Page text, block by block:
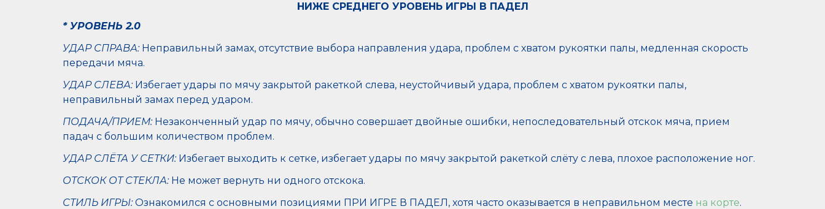
НИЖЕ СРЕДНЕГО УРОВЕНЬ ИГРЫ В ПАДЕЛ
* УРОВЕНЬ 2.0
УДАР СПРАВА:Неправильный замах, отсутствие выбора направления удара, проблем с хватом рукоятки палы, медленная скорость
передачи мяча.
УДАР СЛЕВА:Избегает удары по мячу закрытой ракеткой слева, неустойчивый удара, проблем с хватом рукоятки палы,
неправильный замах перед ударом.
ПОДАЧА/ПРИЕМ:Незаконченный удар по мячу, обычно совершает двойные ошибки, непоследовательный отскок мяча, прием
падач с большим количеством проблем.
УДАР СЛЁТА У СЕТКИ:Избегает выходить к сетке, избегает удары по мячу закрытой ракеткой слёту с лева, плохое расположение ног.
ОТСКОК ОТ СТЕКЛА:Не может вернуть ни одного отскока.
СТИЛЬ ИГРЫ:Ознакомился с основными позициями ПРИ ИГРЕ В ПАДЕЛ, хотя часто оказывается в неправильном месте на корте.